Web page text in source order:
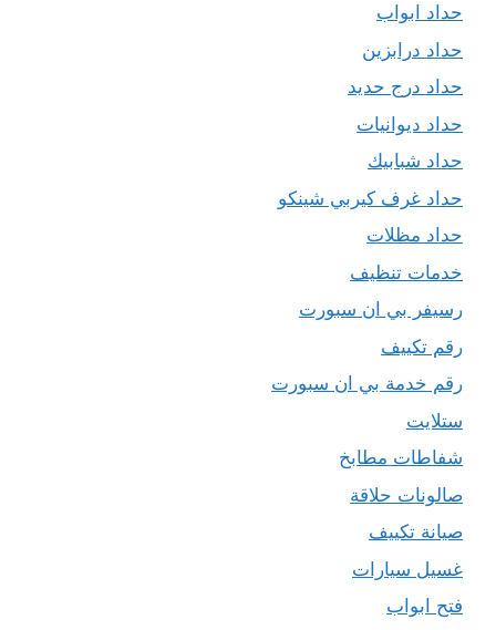
حداد ابواب
حداد درابزين
حداد درج حديد
حداد ديوانيات
حداد شبابيك
حداد غرف كيربي شينكو
حداد مظلات
خدمات تنظيف
رسيفر بي ان سبورت
رقم تكييف
رقم خدمة بي ان سبورت
ستلايت
شفاطات مطابخ
صالونات حلاقة
صيانة تكييف
غسيل سيارات
فتح ابواب